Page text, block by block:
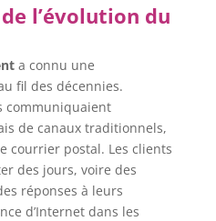
l’évolution du
a connu une
fil des décennies.
communiquaient
de canaux traditionnels,
courrier postal. Les clients
des jours, voire des
réponses à leurs
d’Internet dans les